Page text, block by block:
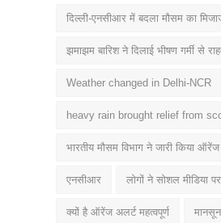
दिल्ली-एनसीआर में बदला मौसम का
झमाझम बारिश ने दिलाई भीषण गर्मी से
Weather changed in Delhi-NCR
heavy rain brought relief from
भारतीय मौसम विभाग ने जारी किया
एनसीआर लोगों ने सोशल मीडिया
क्यों है ऑरेंज अलर्ट महत्वपूर्ण